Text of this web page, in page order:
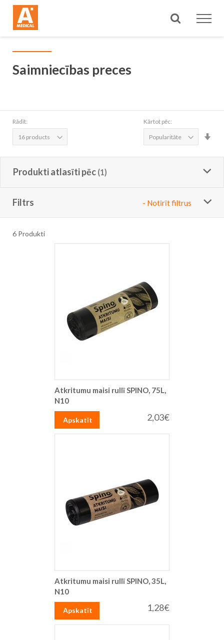
Meklēt
Saimniecības preces
Rādīt: Kārtot pēc:
Produkti atlasīti pēc
Filtrs - Notīrīt filtrus
6 Produkti
Atkritumu maisi rullī SPINO, 75L,
N10
2,03€
Apskatīt
Atkritumu maisi rullī SPINO, 35L,
N10
1,28€
Apskatīt